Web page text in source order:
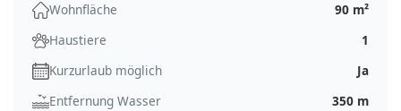
Wohnfläche
90 m²
Haustiere
1
Kurzurlaub möglich
Ja
Entfernung Wasser
350 m